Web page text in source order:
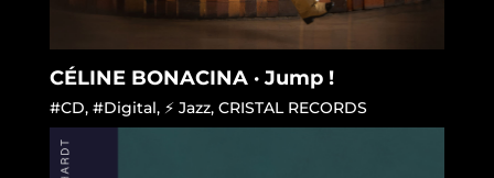
CÉLINE BONACINA · Jump !
#CD, #Digital, ⚡ Jazz, CRISTAL RECORDS